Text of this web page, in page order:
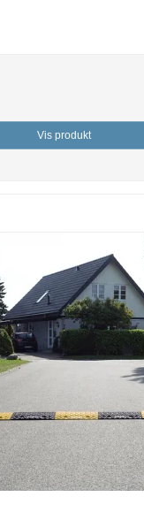
Vis produkt